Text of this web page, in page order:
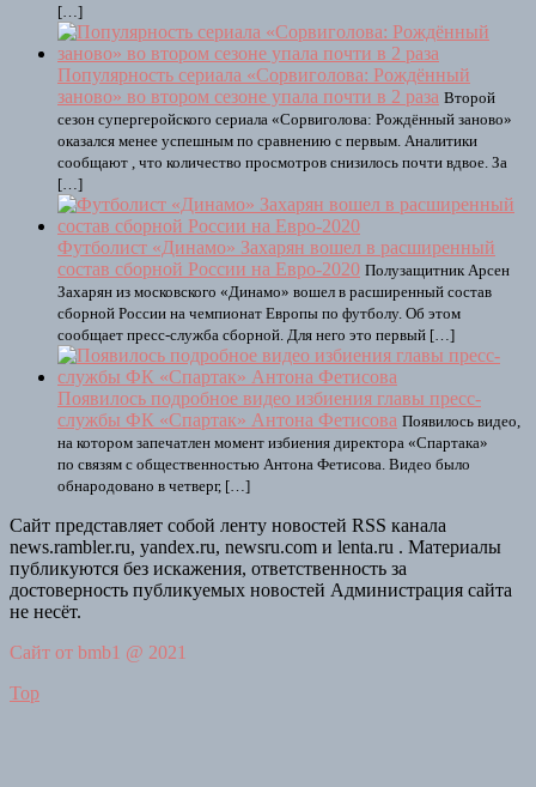
[…]
Популярность сериала «Сорвиголова: Рождённый
заново» во втором сезоне упала почти в 2 раза Второй
сезон супергеройского сериала «Сорвиголова: Рождённый заново»
оказался менее успешным по сравнению с первым. Аналитики
сообщают , что количество просмотров снизилось почти вдвое. За
[…]
Футболист «Динамо» Захарян вошел в расширенный
состав сборной России на Евро-2020 Полузащитник Арсен
Захарян из московского «Динамо» вошел в расширенный состав
сборной России на чемпионат Европы по футболу. Об этом
сообщает пресс-служба сборной. Для него это первый […]
Появилось подробное видео избиения главы пресс-
службы ФК «Спартак» Антона Фетисова Появилось видео,
на котором запечатлен момент избиения директора «Спартака»
по связям с общественностью Антона Фетисова. Видео было
обнародовано в четверг, […]
Сайт представляет собой ленту новостей RSS канала
news.rambler.ru, yandex.ru, newsru.com и lenta.ru . Материалы
публикуются без искажения, ответственность за
достоверность публикуемых новостей Администрация сайта
не несёт.
Сайт от bmb1 @ 2021
Top